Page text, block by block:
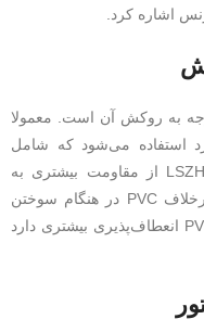
اشاره کرد.
به روکش آن است. معمولا
استفاده می‌شود که شامل
روکش‌های PVC و LSZH است. روکش LSZH از مقاومت بیشتری به
نسبت PVC برخوردار است. این روکش برخلاف PVC در هنگام سوختن
هیچ دودی از خود تولید نمی‌کند. بااین‌حال PVC انعطاف‌پذیری بیشتری دارد